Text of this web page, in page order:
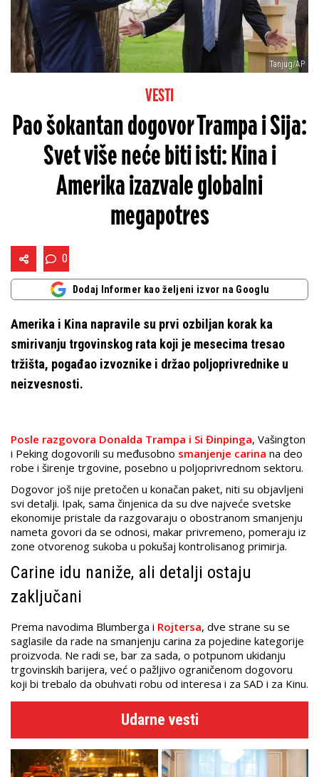
Tanjug/AP
VESTI
Pao šokantan dogovor Trampa i Sija:
Svet više neće biti isti: Kina i
Amerika izazvale globalni
megapotres
0
Dodaj Informer kao željeni izvor na Googlu
Amerika i Kina napravile su prvi ozbiljan korak ka
smirivanju trgovinskog rata koji je mesecima tresao
tržišta, pogađao izvoznike i držao poljoprivrednike u
neizvesnosti.
Posle razgovora Donalda Trampa i Si Đinpinga, Vašington
i Peking dogovorili su međusobno smanjenje carina na deo
robe i širenje trgovine, posebno u poljoprivrednom sektoru.
Dogovor još nije pretočen u konačan paket, niti su objavljeni
svi detalji. Ipak, sama činjenica da su dve najveće svetske
ekonomije pristale da razgovaraju o obostranom smanjenju
nameta govori da se odnosi, makar privremeno, pomeraju iz
zone otvorenog sukoba u pokušaj kontrolisanog primirja.
Carine idu naniže, ali detalji ostaju
zaključani
Prema navodima Blumberga i Rojtersa, dve strane su se
saglasile da rade na smanjenju carina za pojedine kategorije
proizvoda. Ne radi se, bar za sada, o potpunom ukidanju
trgovinskih barijera, već o pažljivo ograničenom dogovoru
koji bi trebalo da obuhvati robu od interesa i za SAD i za Kinu.
Udarne vesti